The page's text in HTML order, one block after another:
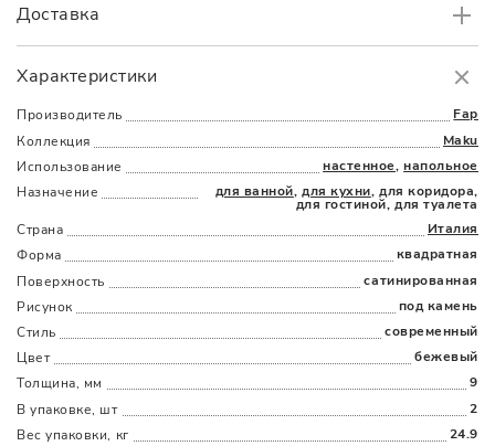
Характеристики
Производитель
Fap
Коллекция
Maku
Использование
настенное,напольное
Назначение
для ванной,для кухни, для коридора,
для гостиной, для туалета
Страна
Италия
Форма
квадратная
Поверхность
сатинированная
Рисунок
под камень
Стиль
современный
Цвет
бежевый
Толщина, мм
9
В упаковке, шт
2
Вес упаковки, кг
24.9
Доставка
Доставка
Наличыми